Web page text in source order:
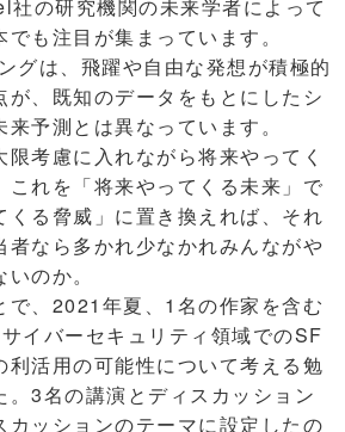
の研究機関の未来学者によって
も注目が集まっています。
グは、飛躍や自由な発想が積極的
が、既知のデータをもとにしたシ
予測とは異なっています。
考慮に入れながら将来やってく
これを「将来やってくる未来」で
くる脅威」に置き換えれば、それ
者なら多かれ少なかれみんながや
のか。
、2021年夏、1名の作家を含む
イバーセキュリティ領域でのSF
利活用の可能性について考える勉
。3名の講演とディスカッション
カッションのテーマに設定したの